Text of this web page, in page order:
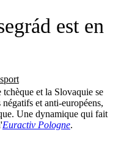
est en
et la Slovaquie se
et anti-européens,
Une dynamique qui fait
Euractiv Pologne.